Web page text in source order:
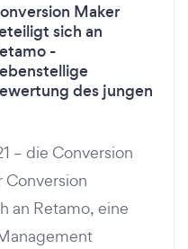
Maker
sich an
-
des jungen
– die Conversion
Conversion
an Retamo, eine